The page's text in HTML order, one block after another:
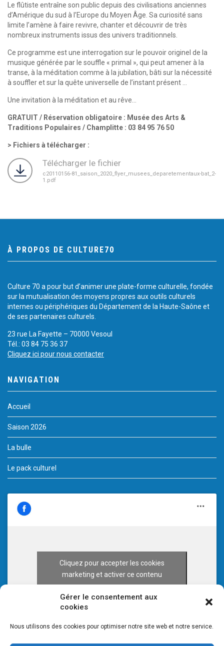
Gérer le consentement aux
cookies
Nous utilisons des cookies pour optimiser notre site web et notre service.
Le flûtiste entraîne son public depuis des civilisations anciennes
d’Amérique du sud à l’Europe du Moyen Âge. Sa curiosité sans
limite l’amène à faire revivre, chanter et découvrir de très
nombreux instruments issus des univers traditionnels.
Ce programme est une interrogation sur le pouvoir originel de la
musique générée par le souffle « primal », qui peut amener à la
transe, à la méditation comme à la jubilation, bâti sur la nécessité
à souffler et sur la quête universelle de l’instant présent …
Une invitation à la méditation et au rêve…
GRATUIT / Réservation obligatoire : Musée des Arts &
Traditions Populaires / Champlitte : 03 84 95 76 50
Fichiers à télécharger :
Télécharger le fichier
c20110156-81_saison_2020_flyer_musees_deparetementaux-bat_2-
1.pdf
À PROPOS DE CULTURE70
Culture 70 a pour but d’animer une plate-forme culturelle, fondée
sur la mutualisation des moyens propres aux outils culturels
internes ou périphériques du Département de la Haute-Saône et
de ses partenaires culturels.
23 rue La Fayette – 70000 Vesoul
Tél.: 03 84 75 36 37
Cliquez ici pour nous contacter
NAVIGATION
Accueil
Saison 2026
La bulle
Le pack culturel
Cliquez pour accepter les cookies
marketing et activer ce contenu